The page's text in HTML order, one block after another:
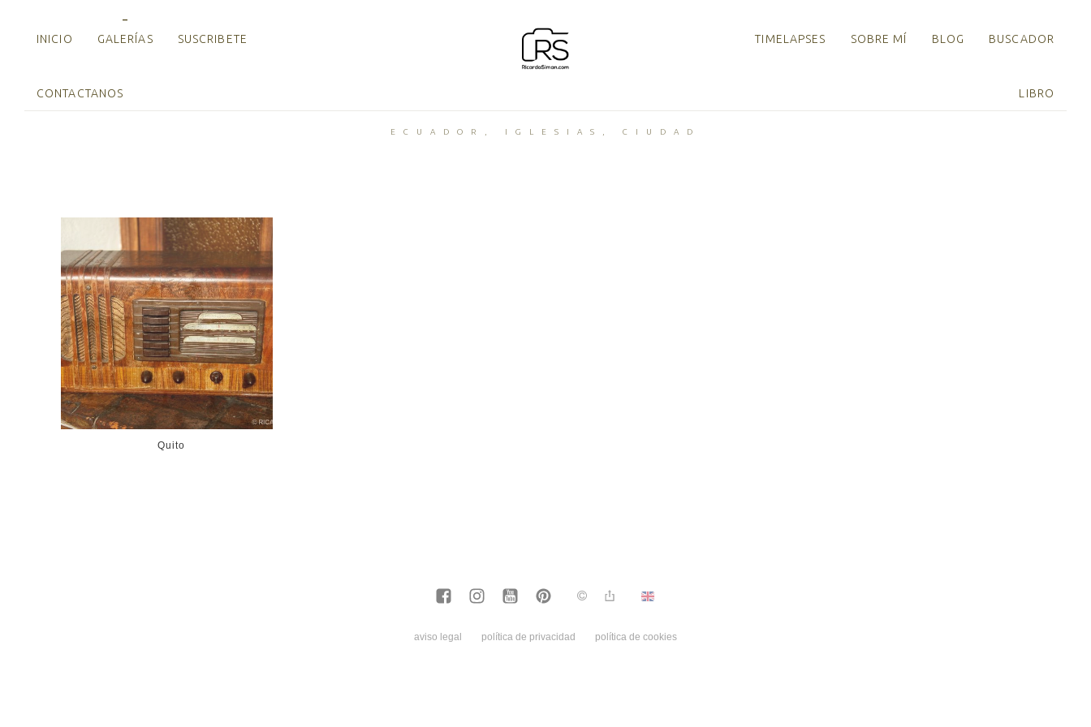
INICIO GALERÍAS SUSCRIBETE
CONTACTANOS
TIMELAPSES SOBRE MÍ BLOG BUSCADOR
LIBRO
ECUADOR, IGLESIAS, CIUDAD
Quito
aviso legal política de privacidad política de cookies